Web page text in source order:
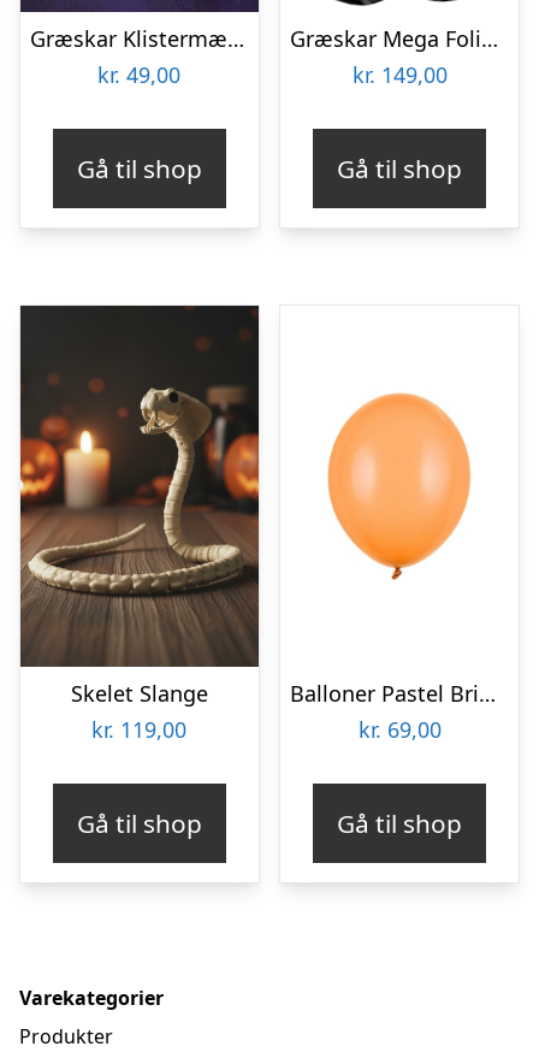
Græskar Klistermærker
kr. 49,00
Gå til shop
Græskar Mega Folieballon
kr. 149,00
Gå til shop
Skelet Slange
kr. 119,00
Gå til shop
Balloner Pastel Bright Orange
kr. 69,00
Gå til shop
Varekategorier
Produkter